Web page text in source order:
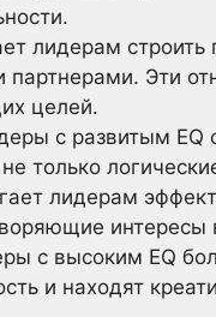
лидерам
партнерами. Эти
целей.
с развитым EQ
только
лидерам
интересы
с высоким EQ
и находят